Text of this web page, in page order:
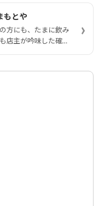
もとや
方にも、たまに飲み
店主が吟味した確か
›